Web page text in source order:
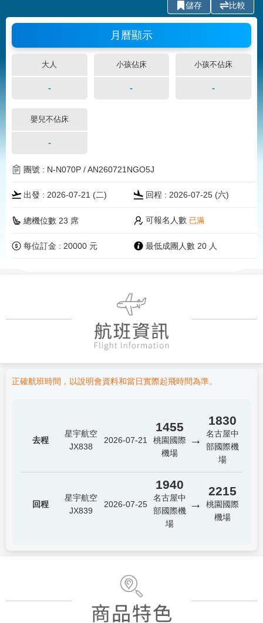
儲存 比較
月曆顯示
大人 小孩佔床 小孩不佔床
- - -
嬰兒不佔床
-
團號 : N-N070P / AN260721NGO5J
出發 : 2026-07-21 (二) 回程 : 2026-07-25 (六)
總機位數 23 席 可報名人數 已滿
每位訂金 : 20000 元 最低成團人數 20 人
正確航班時間，以說明會資料和當日實際起飛時間為準。
去程
星宇航空
JX838
2026-07-21
1455
桃園國際
機場
→
1830
名古屋中
部國際機
場
回程
星宇航空
JX839
2026-07-25
1940
名古屋中
部國際機
場
→
2215
桃園國際
機場